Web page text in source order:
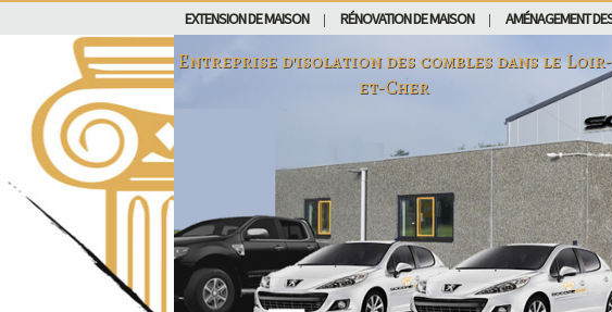
EXTENSION DE MAISON RÉNOVATION DE MAISON AMÉNAGEMENT
Entreprise d'isolation des combles dansle Loir-
et-Cher